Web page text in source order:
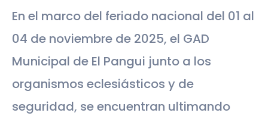
En el marco del feriado nacional del 01 al
04 de noviembre de 2025, el GAD
Municipal de El Pangui junto a los
organismos eclesiásticos y de
seguridad, se encuentran ultimando